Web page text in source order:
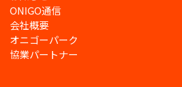
ONIGO通信
会社概要
オニゴーパーク
協業パートナー